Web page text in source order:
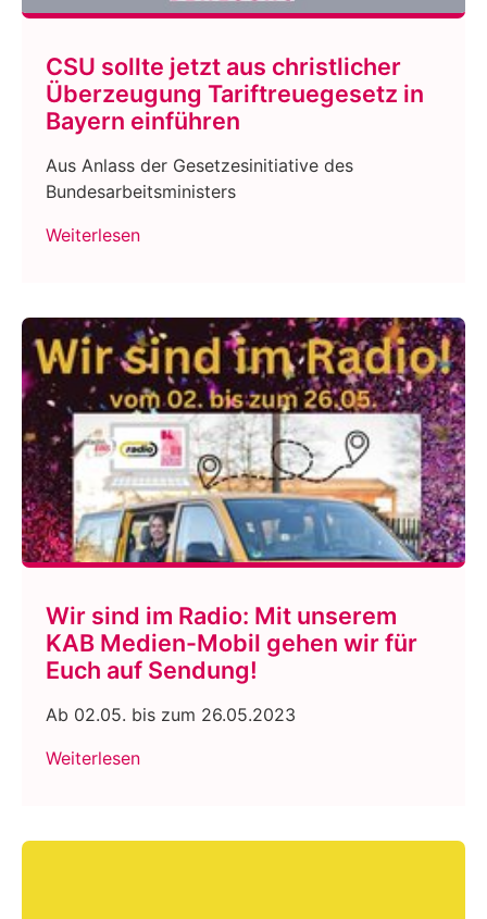
CSU sollte jetzt aus christlicher
Überzeugung Tariftreuegesetz in
Bayern einführen
Aus Anlass der Gesetzesinitiative des
Bundesarbeitsministers
Weiterlesen
Wir sind im Radio: Mit unserem
KAB Medien-Mobil gehen wir für
Euch auf Sendung!
Ab 02.05. bis zum 26.05.2023
Weiterlesen